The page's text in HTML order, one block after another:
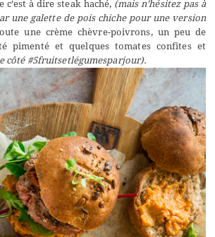
c’est à dire steak haché, (mais n’hésitez pas à
une galette de pois chiche pour une version
une crème chèvre-poivrons, un peu de
pimenté et quelques tomates confites et
côté #5fruitsetlégumesparjour).